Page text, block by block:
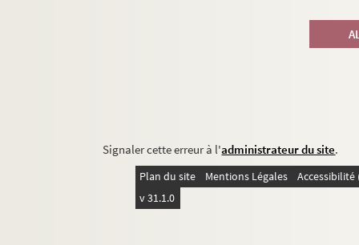
Signaler cette erreur à l'administrateur du site.
Plan du site Mentions Légales
v 31.1.0